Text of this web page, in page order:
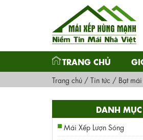
TRANG CHỦ
Trang chủ / Tin tức / Bạt
DANH MỤC
Mái Xếp Lượn Sóng